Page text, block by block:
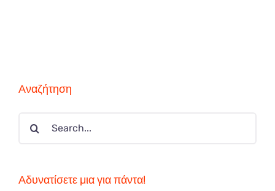
Αναζήτηση
Search
Αδυνατίσετε μια για πάντα!